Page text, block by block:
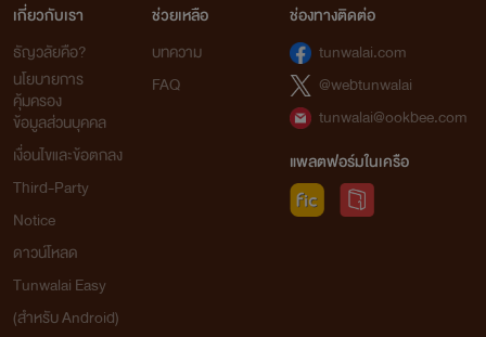
เกี่ยวกับเรา
ธัญวลัยคือ?
นโยบายการ
คุ้มครอง
ข้อมูลส่วนบุคคล
เงื่อนไขและข้อตกลง
Third-Party
Notice
ดาวน์โหลด
Tunwalai Easy
(สำหรับ Android)
ช่วยเหลือ
บทความ
FAQ
ช่องทางติดต่อ
tunwalai.com
@webtunwalai
tunwalai@ookbee.com
แพลตฟอร์มในเครือ